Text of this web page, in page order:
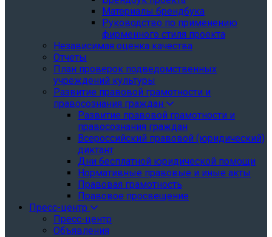
Материалы брендбука
Руководство по применению
фирменного стиля проекта
Независимая оценка качества
Отчеты
План проверок подведомственных
учреждений культуры
Развитие правовой грамотности и
правосознания граждан
Развитие правовой грамотности и
правосознания граждан
Всероссийский правовой (юридический)
диктант
Дни бесплатной юридической помощи
Нормативные правовые и иные акты
Правовая грамотность
Правовое просвещение
Пресс-центр
Пресс-центр
Объявления